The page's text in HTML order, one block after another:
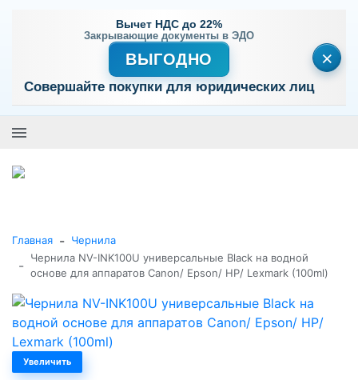
Вычет НДС до 22%
Закрывающие документы в ЭДО
ВЫГОДНО
Совершайте покупки для юридических лиц
×
Главная - Чернила
-
Чернила NV-INK100U универсальные Black на водной
основе для аппаратов Сanon/ Epson/ НР/ Lexmark (100ml)
Увеличить